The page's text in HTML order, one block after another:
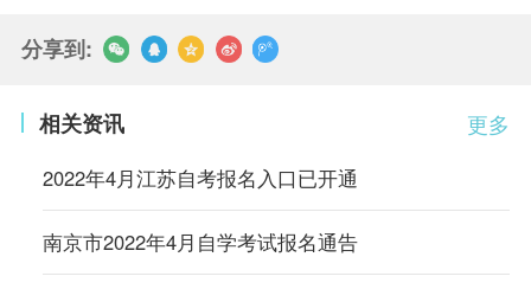
分享到:
更多
相关资讯
2022年4月江苏自考报名入口已开通
南京市2022年4月自学考试报名通告